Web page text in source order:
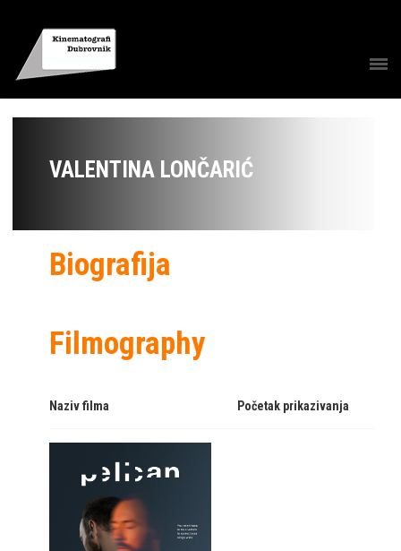
VALENTINA LONČARIĆ
Biografija
Filmography
Naziv filma Početak prikazivanja